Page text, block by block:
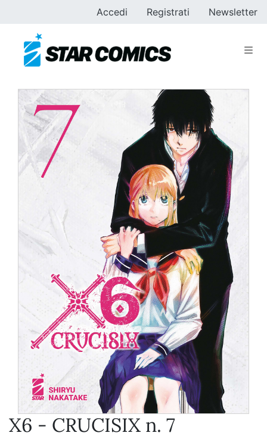
Accedi Registrati Newsletter
X6 - CRUCISIX n. 7